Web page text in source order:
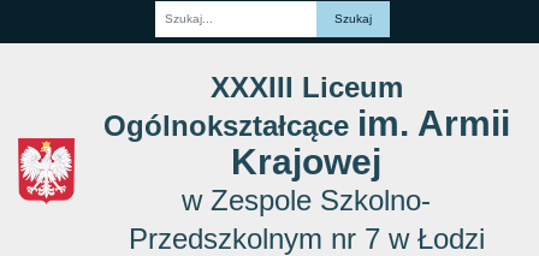
XXXIII Liceum
Ogólnokształcące im. Armii
Krajowej
w Zespole Szkolno-
Przedszkolnym nr 7 w Łodzi